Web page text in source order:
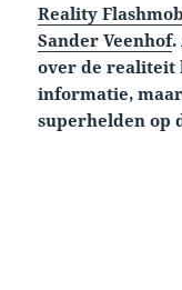
Reality
Sander Veenhof.
over de realiteit
informatie,
superhelden op